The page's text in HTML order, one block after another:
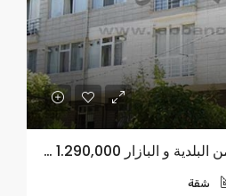
شقة 3+1 للبيع باقرب من البلدية و البازار TL 1.290,000
شقة